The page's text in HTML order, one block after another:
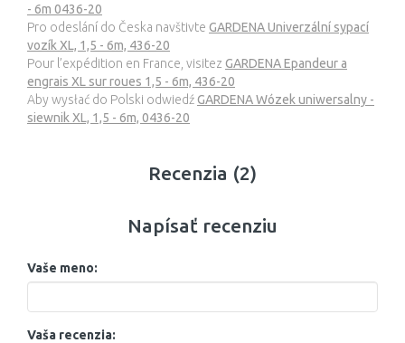
- 6m 0436-20
Pro odeslání do Česka navštivte GARDENA Univerzální sypací
vozík XL, 1,5 - 6m, 436-20
Pour l’expédition en France, visitez GARDENA Epandeur a
engrais XL sur roues 1,5 - 6m, 436-20
Aby wysłać do Polski odwiedźGARDENA Wózek uniwersalny -
siewnik XL, 1,5 - 6m, 0436-20
Recenzia (2)
Napísať recenziu
Vaše meno:
Vaša recenzia: